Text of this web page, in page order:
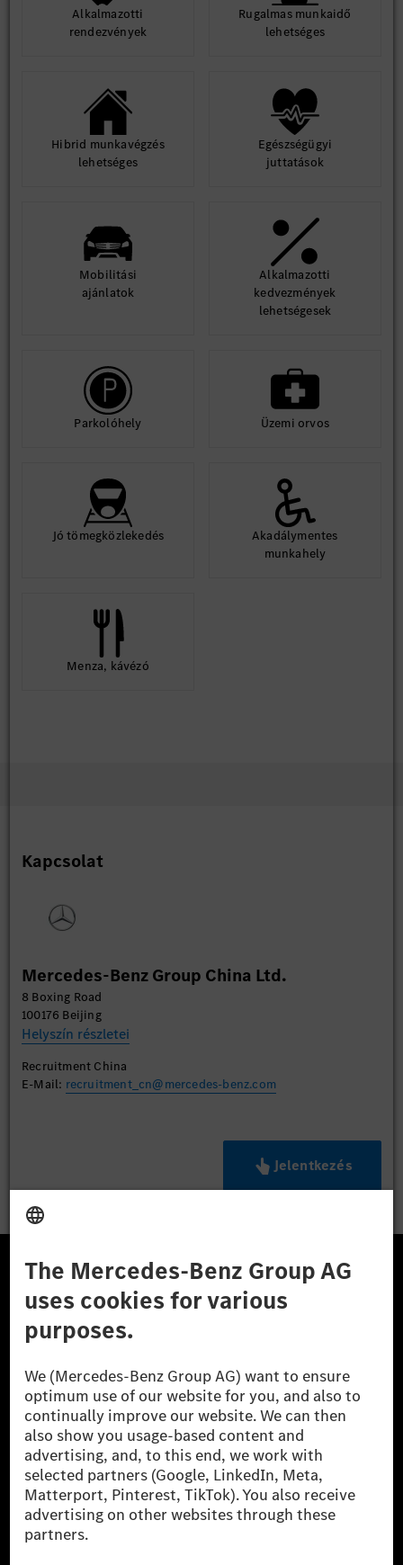
Alkalmazotti
rendezvények
Rugalmas munkaidő
lehetséges
Hibrid munkavégzés
lehetséges
Egészségügyi
juttatások
Mobilitási
ajánlatok
Alkalmazotti
kedvezmények
lehetségesek
Parkolóhely Üzemi orvos
Jó tömegközlekedés
Akadálymentes
munkahely
Menza, kávézó
Kapcsolat
Mercedes-Benz Group China Ltd.
8 Boxing Road
100176 Beijing
Helyszín részletei
Recruitment China
E-Mail: recruitment_cn@mercedes-benz.com
Jelentkezés
A Mercedes-Benz Csoport
A Mercedes-Benz Group AG (korábbi Daimler AG) a
Mercedes-Benz AG-val együtt a prémium és
luxusautók, valamint kishaszonjárművek vezető
globális szállítói vagyunk. A Mercedes-Benz Mobility
AG finanszírozást, lízinget, autó előfizetést és
autókölcsönzést, flottakezelést, digitális
szolgáltatásokat a töltéshez és fizetéshez,
biztosításközvetítést, valamint innovatív mobilitási
szolgáltatásokat kínál.